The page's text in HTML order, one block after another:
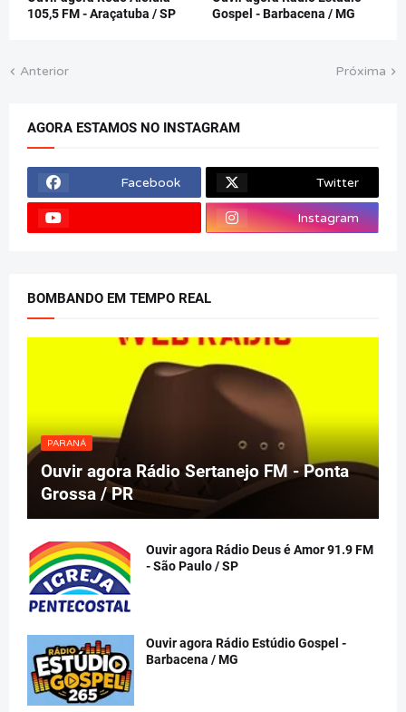
105,5 FM - Araçatuba / SP
Gospel - Barbacena / MG
Anterior Próxima
AGORA ESTAMOS NO INSTAGRAM
Facebook Twitter
Instagram
BOMBANDO EM TEMPO REAL
PARANÁ
Ouvir agora Rádio Sertanejo FM - Ponta
Grossa / PR
Ouvir agora Rádio Deus é Amor 91.9 FM
- São Paulo / SP
Ouvir agora Rádio Estúdio Gospel -
Barbacena / MG